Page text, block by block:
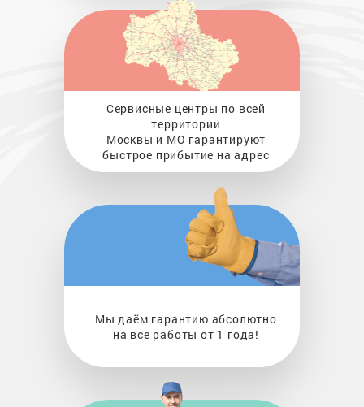
Сервисные центры по всей
территории
Москвы и МО гарантируют
быстрое прибытие на адрес
Мы даём гарантию абсолютно
на все работы от 1 года!